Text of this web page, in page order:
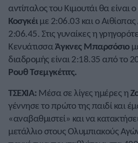
αντίπαλος του Κιμουτάι θα είναι
Κοσγκέιμε 2:06.03 και ο Αιθίοπας
2:06.45. Στις γυναίκες η
ΚενυάτισσαΆγκνες Μπαρσόσιο
διαδρομής είναι 2:18.35 από το
Ρουθ Τσεμγκέτιτς.
ΤΣΕΧΙΑ: Μέσα σε λίγες ημέρες η
γέννησε το πρώτο της παιδί και
«αναβαθμιστεί» και να
μετάλλιο στους Ολυμπιακούς